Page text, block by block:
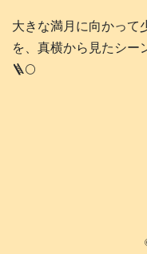
大きな満月に向かって
を、真横から見たシー
🪜🌕️